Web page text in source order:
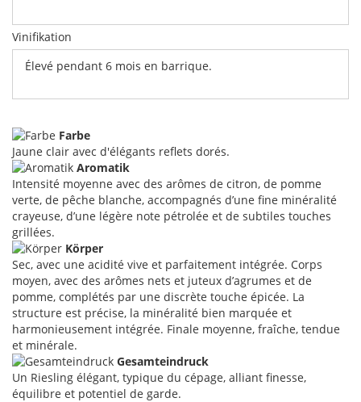
Vinifikation
Élevé pendant 6 mois en barrique.
Farbe
Jaune clair avec d'élégants reflets dorés.
Aromatik
Intensité moyenne avec des arômes de citron, de pomme
verte, de pêche blanche, accompagnés d’une fine minéralité
crayeuse, d’une légère note pétrolée et de subtiles touches
grillées.
Körper
Sec, avec une acidité vive et parfaitement intégrée. Corps
moyen, avec des arômes nets et juteux d’agrumes et de
pomme, complétés par une discrète touche épicée. La
structure est précise, la minéralité bien marquée et
harmonieusement intégrée. Finale moyenne, fraîche, tendue
et minérale.
Gesamteindruck
Un Riesling élégant, typique du cépage, alliant finesse,
équilibre et potentiel de garde.